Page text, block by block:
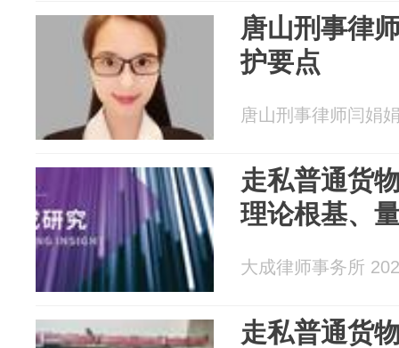
唐山刑事律
护要点
唐山刑事律师闫娟
走私普通货
理论根基、
大成律师事务所
走私普通货